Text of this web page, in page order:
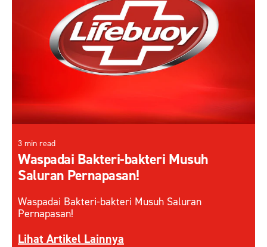
3 min read
Waspadai Bakteri-bakteri Musuh
Saluran Pernapasan!
Waspadai Bakteri-bakteri Musuh Saluran
Pernapasan!
Discover more about Waspadai Bakteri-bakteri
Lihat Artikel Lainnya